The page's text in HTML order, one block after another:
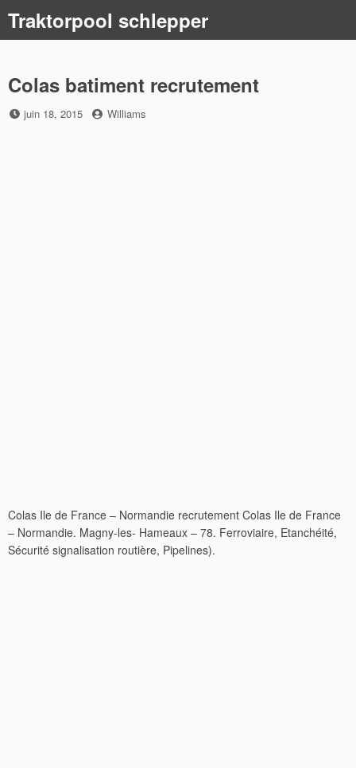
content
Traktorpool schlepper
Colas batiment recrutement
Posted
juin 18, 2015 by
Williams
Colas Ile de France – Normandie recrutement Colas Ile de France
– Normandie. Magny-les- Hameaux – 78. Ferroviaire, Etanchéité,
Sécurité signalisation routière, Pipelines).